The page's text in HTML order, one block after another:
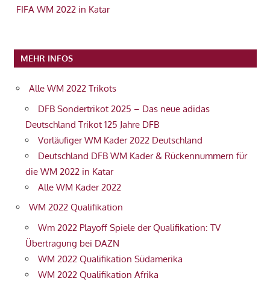
FIFA WM 2022 in Katar
MEHR INFOS
Alle WM 2022 Trikots
DFB Sondertrikot 2025 – Das neue adidas
Deutschland Trikot 125 Jahre DFB
Vorläufiger WM Kader 2022 Deutschland
Deutschland DFB WM Kader & Rückennummern für
die WM 2022 in Katar
Alle WM Kader 2022
WM 2022 Qualifikation
Wm 2022 Playoff Spiele der Qualifikation: TV
Übertragung bei DAZN
WM 2022 Qualifikation Südamerika
WM 2022 Qualifikation Afrika